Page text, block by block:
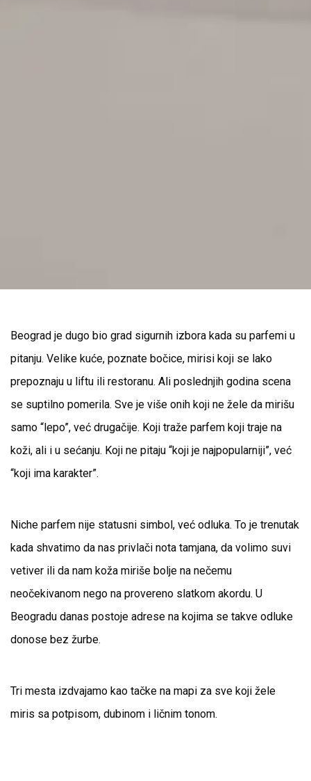
Beograd je dugo bio grad sigurnih izbora kada su parfemi u
pitanju. Velike kuće, poznate bočice, mirisi koji se lako
prepoznaju u liftu ili restoranu. Ali poslednjih godina scena
se suptilno pomerila. Sve je više onih koji ne žele da mirišu
samo “lepo”, već drugačije. Koji traže parfem koji traje na
koži, ali i u sećanju. Koji ne pitaju “koji je najpopularniji”, već
“koji ima karakter”.
Niche parfem nije statusni simbol, već odluka. To je trenutak
kada shvatimo da nas privlači nota tamjana, da volimo suvi
vetiver ili da nam koža miriše bolje na nečemu
neočekivanom nego na provereno slatkom akordu. U
Beogradu danas postoje adrese na kojima se takve odluke
donose bez žurbe.
Tri mesta izdvajamo kao tačke na mapi za sve koji žele
miris sa potpisom, dubinom i ličnim tonom.